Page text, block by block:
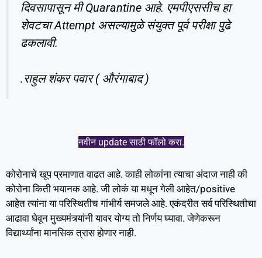
दिवसापासून मी Quarantine आहे. एमपीएससीच हा
शेवटचा Attempt असल्यामुळे संयुक्त पूर्व परीक्षा पुढे
ढकलावी.
.राहुल शंकर पवार ( औरंगाबाद )
नवीन update साठी फॉलो करा.
कोरोनाचे खूप प्रमाणात वाढत आहे. काही लोकांना त्याचा अंदाज नाही की
कोरोना किती भयानक आहे. जी लोकं या मधून गेली आहेत/positive
आहेत त्यांना या परिस्थितीच गांभीर्य समजले आहे. एकंदरीत सर्व परिस्थितीचा
आढावा घेवून मुख्यमंत्र्यांनी यावर योग्य तो निर्णय घ्यावा. जेणेकरून
विद्यार्थ्यांना मानसिक त्रास होणार नाही.